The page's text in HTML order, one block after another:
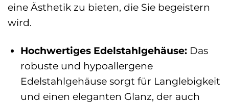
eine Ästhetik zu bieten, die Sie begeistern
wird.
Hochwertiges Edelstahlgehäuse:Das
robuste und hypoallergene
Edelstahlgehäuse sorgt für Langlebigkeit
und einen eleganten Glanz, der auch